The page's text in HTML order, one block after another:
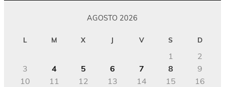
AGOSTO 2026
L M X J V S D
1
2
3
4 5 6 7 8
9
10
11 12 13 14 15
16